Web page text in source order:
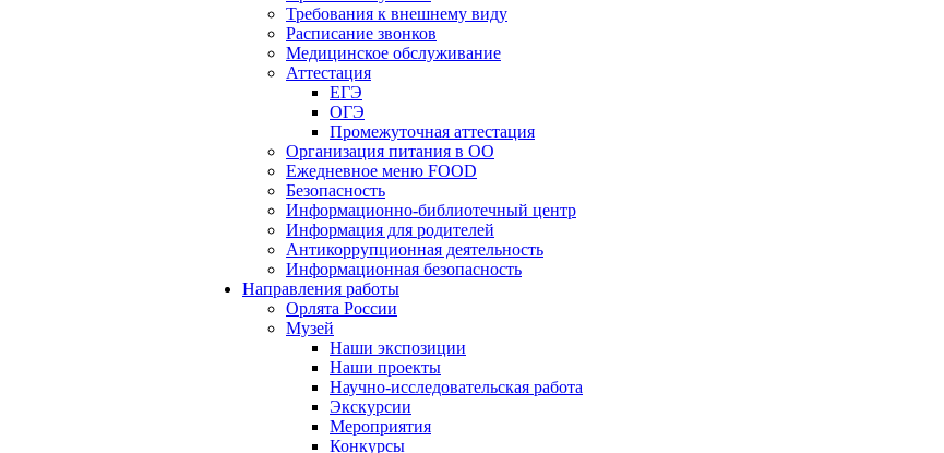
Требования к внешнему виду
Расписание звонков
Медицинское обслуживание
Аттестация
ЕГЭ
ОГЭ
Промежуточная аттестация
Организация питания в ОО
Ежедневное меню FOOD
Безопасность
Информационно-библиотечный центр
Информация для родителей
Антикоррупционная деятельность
Информационная безопасность
Направления работы
Орлята России
Музей
Наши экспозиции
Наши проекты
Научно-исследовательская работа
Экскурсии
Мероприятия
Конкурсы